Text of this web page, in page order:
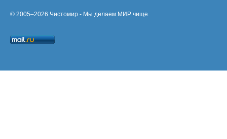
© 2005–2026 Чистомир - Мы делаем МИР чище.